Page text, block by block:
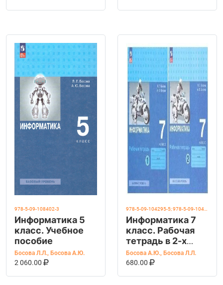
978-5-09-108402-3
Информатика 5
класс. Учебное
пособие
Босова Л.Л., Босова А.Ю.
2 060.00
В КОРЗИНУ
Информатика 7
класс. Рабочая
тетрадь в 2-х
частях. Босова
А.Ю., Босова Л.Л.,
Босова А.Ю., Босова Л.Л.
680.00
В КОРЗИНУ